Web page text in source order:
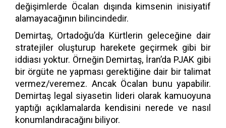
değişimlerde Öcalan dışında kimsenin inisiyatif
alamayacağının bilincindedir.
Demirtaş, Ortadoğu’da Kürtlerin geleceğine dair
stratejiler oluşturup harekete geçirmek gibi bir
iddiası yoktur. Örneğin Demirtaş, İran’da PJAK gibi
bir örgüte ne yapması gerektiğine dair bir talimat
vermez/veremez. Ancak Öcalan bunu yapabilir.
Demirtaş legal siyasetin lideri olarak kamuoyuna
yaptığı açıklamalarda kendisini nerede ve nasıl
konumlandıracağını biliyor.